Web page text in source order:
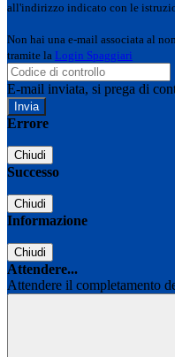
all'indirizzo indicato con le
Non hai una e-mail associata al
tramite la Login Spaggiari
E-mail inviata, si prega di
Errore
Chiudi
Successo
Chiudi
Informazione
Chiudi
Attendere...
Attendere il completamento